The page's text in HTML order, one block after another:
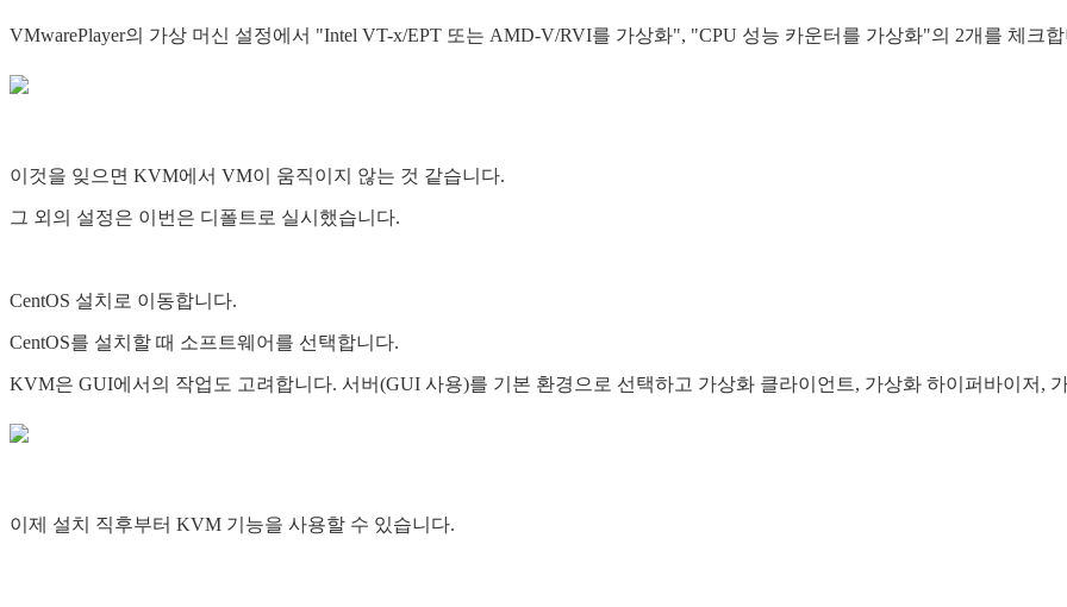
VMwarePlayer의 가상 머신 설정에서 "Intel VT-x/EPT 또는 AMD-V/RVI를 가상화", "CPU 성능 카운터를 가상화"의 2개를 체크
이것을 잊으면 KVM에서 VM이 움직이지 않는 것 같습니다.
그 외의 설정은 이번은 디폴트로 실시했습니다.
CentOS 설치로 이동합니다.
CentOS를 설치할 때 소프트웨어를 선택합니다.
KVM은 GUI에서의 작업도 고려합니다. 서버(GUI 사용)를 기본 환경으로 선택하고 가상화 클라이언트, 가상화 하이퍼바이저,
이제 설치 직후부터 KVM 기능을 사용할 수 있습니다.